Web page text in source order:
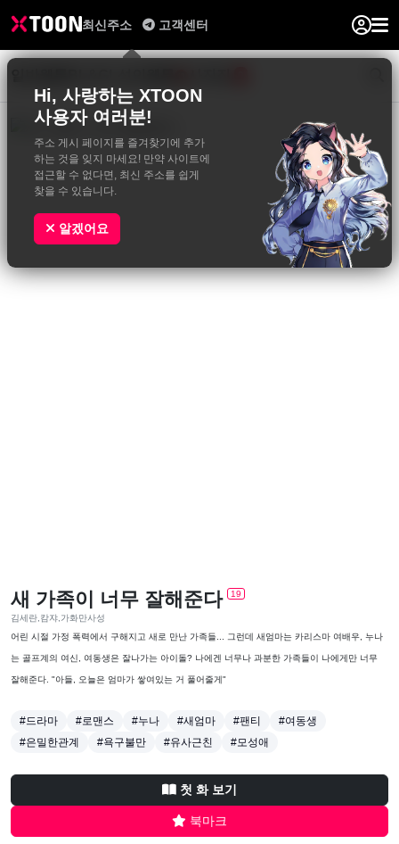
최신주소
Hi, 사랑하는 XTOON
사용자 여러분!
주소 게시 페이지를 즐겨찾기에 추가
하는 것을 잊지 마세요! 만약 사이트에
접근할 수 없다면, 최신 주소를 쉽게
찾을 수 있습니다.
알겠어요
고객센터
새 가족이 너무 잘해준다 19
김세란,캄쟈,가화만사성
어린 시절 가정 폭력에서 구해지고 새로 만난 가족들... 그런데 새엄마는 카리스마 여배우, 누나
는 골프계의 여신, 여동생은 잘나가는 아이돌? 나에겐 너무나 과분한 가족들이 나에게만 너무
잘해준다. "아들, 오늘은 엄마가 쌓여있는 거 풀어줄게"
#드라마 #로맨스 #누나 #새엄마 #팬티
#여동생
#은밀한관계
#욕구불만 #유사근친 #모성애
첫 화 보기
북마크